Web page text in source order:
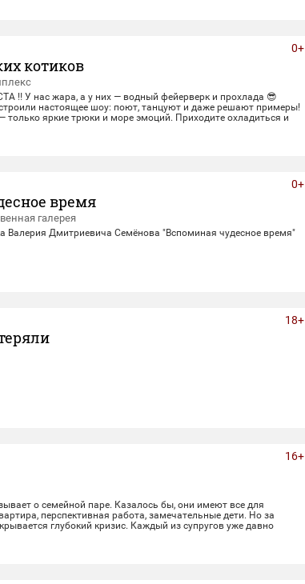
неустанной работы мастера, 40 лет трепетного
лет благодарной памяти. На снимках - торжественные парады
котиков
‼️ У нас жара, а у них — водный фейерверк и прохлада 😎
настоящее шоу: поют, танцуют и даже решают примеры!
только яркие трюки и море эмоций. Приходите охладиться и
и воскресенье 12:00,14:00,16:00,18:30 Понедельник-
📍 Ме
0+
время
галерея
Валерия Дмитриевича Семёнова "Вспоминая чудесное время"
0+
18+
о семейной паре. Казалось бы, они имеют все для
перспективная работа, замечательные дети. Но за
глубокий кризис. Каждый из супругов уже давно
напитком. Теперь их жизнь — это увлекательное
последствий сбывшихся желаний.
16+